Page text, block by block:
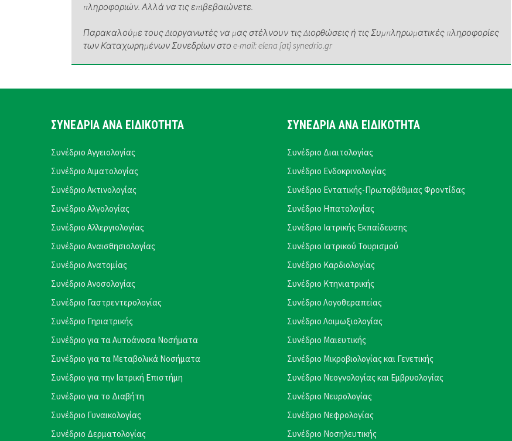
πληροφοριών. Αλλά να τις επιβεβαιώνετε.
Παρακαλούμε τους Διοργανωτές να μας στέλνουν τις Διορθώσεις ή τις Συμπληρωματικές πληροφορίες
των Καταχωρημένων Συνεδρίων στο e-mail: elena [at] synedrio.gr
ΣΥΝΕΔΡΙΑ ΑΝΑ ΕΙΔΙΚΟΤΗΤΑ
Συνέδριο Αγγειολογίας
Συνέδριο Αιματολογίας
Συνέδριο Ακτινολογίας
Συνέδριο Αλγολογίας
Συνέδριο Αλλεργιολογίας
Συνέδριο Αναισθησιολογίας
Συνέδριο Ανατομίας
Συνέδριο Ανοσολογίας
Συνέδριο Γαστρεντερολογίας
Συνέδριο Γηριατρικής
Συνέδριο για τα Αυτοάνοσα Νοσήματα
Συνέδριο για τα Μεταβολικά Νοσήματα
Συνέδριο για την Ιατρική Επιστήμη
Συνέδριο για το Διαβήτη
Συνέδριο Γυναικολογίας
Συνέδριο Δερματολογίας
ΣΥΝΕΔΡΙΑ ΑΝΑ ΕΙΔΙΚΟΤΗΤΑ
Συνέδριο Διαιτολογίας
Συνέδριο Ενδοκρινολογίας
Συνέδριο Εντατικής-Πρωτοβάθμιας Φροντίδας
Συνέδριο Ηπατολογίας
Συνέδριο Ιατρικής Εκπαίδευσης
Συνέδριο Ιατρικού Τουρισμού
Συνέδριο Καρδιολογίας
Συνέδριο Κτηνιατρικής
Συνέδριο Λογοθεραπείας
Συνέδριο Λοιμωξιολογίας
Συνέδριο Μαιευτικής
Συνέδριο Μικροβιολογίας και Γενετικής
Συνέδριο Νεογνολογίας και Εμβρυολογίας
Συνέδριο Νευρολογίας
Συνέδριο Νεφρολογίας
Συνέδριο Νοσηλευτικής